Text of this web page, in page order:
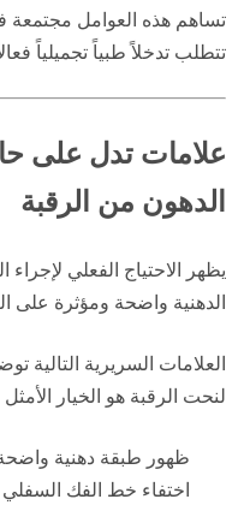
تساهم هذه العوامل مجتمعة
تتطلب تدخلاً طبياً تجميلياً
علامات تدل على
الدهون من الرقبة
يظهر الاحتياج الفعلي
الدهنية واضحة ومؤثرة على
العلامات السريرية التالية
لنحت الرقبة هو الخيار
ظهور طبقة دهنية
اختفاء خط الفك